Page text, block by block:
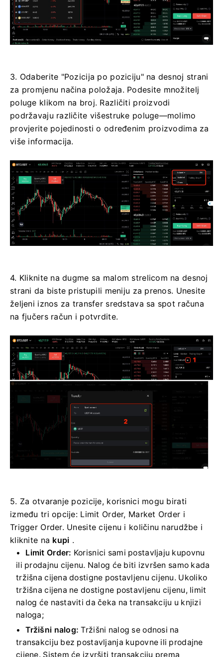
3. Odaberite "Pozicija po poziciju" na desnoj strani
za promjenu načina položaja. Podesite množitelj
poluge klikom na broj. Različiti proizvodi
podržavaju različite višestruke poluge—molimo
provjerite pojedinosti o određenim proizvodima za
više informacija.
4. Kliknite na dugme sa malom strelicom na desnoj
strani da biste pristupili meniju za prenos. Unesite
željeni iznos za transfer sredstava sa spot računa
na fjučers račun i potvrdite.
5. Za otvaranje pozicije, korisnici mogu birati
između tri opcije: Limit Order, Market Order i
Trigger Order. Unesite cijenu i količinu narudžbe i
kliknite na kupi .
Limit Order: Korisnici sami postavljaju kupovnu
ili prodajnu cijenu. Nalog će biti izvršen samo kada
tržišna cijena dostigne postavljenu cijenu. Ukoliko
tržišna cijena ne dostigne postavljenu cijenu, limit
nalog će nastaviti da čeka na transakciju u knjizi
naloga;
Tržišni nalog: Tržišni nalog se odnosi na
transakciju bez postavljanja kupovne ili prodajne
cijene. Sistem će izvršiti transakciju prema